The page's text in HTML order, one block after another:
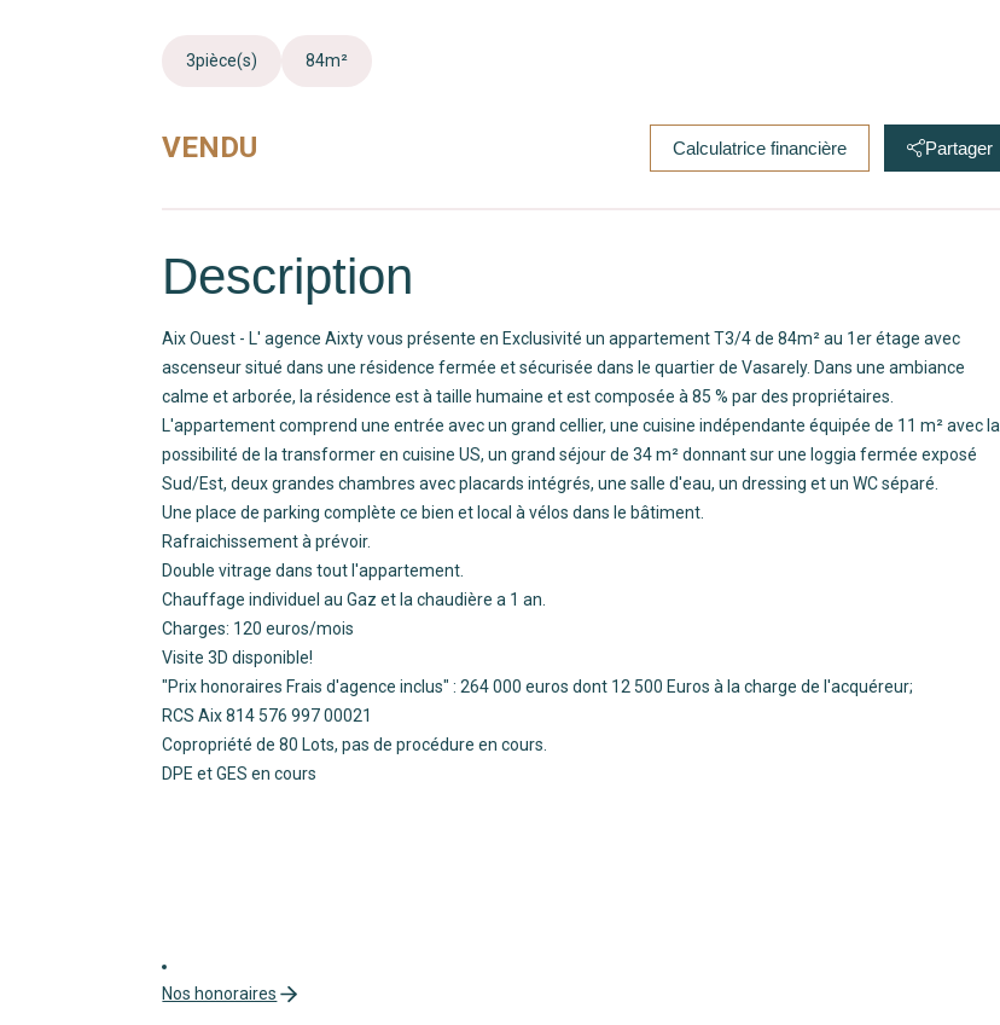
3pièce(s) 84m²
VENDU Calculatrice financière Partager
Description
Aix Ouest - L' agence Aixty vous présente en Exclusivité un appartement T3/4 de 84m² au 1er étage avec
ascenseur situé dans une résidence fermée et sécurisée dans le quartier de Vasarely. Dans une ambiance
calme et arborée, la résidence est à taille humaine et est composée à 85 % par des propriétaires.
L'appartement comprend une entrée avec un grand cellier, une cuisine indépendante équipée de 11 m² avec la
possibilité de la transformer en cuisine US, un grand séjour de 34 m² donnant sur une loggia fermée exposé
Sud/Est, deux grandes chambres avec placards intégrés, une salle d'eau, un dressing et un WC séparé.
Une place de parking complète ce bien et local à vélos dans le bâtiment.
Rafraichissement à prévoir.
Double vitrage dans tout l'appartement.
Chauffage individuel au Gaz et la chaudière a 1 an.
Charges: 120 euros/mois
Visite 3D disponible!
"Prix honoraires Frais d'agence inclus" : 264 000 euros dont 12 500 Euros à la charge de l'acquéreur;
RCS Aix 814 576 997 00021
Copropriété de 80 Lots, pas de procédure en cours.
DPE et GES en cours
Nos honoraires